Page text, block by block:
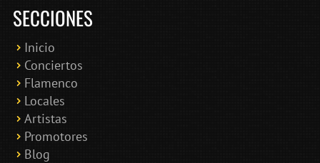
SECCIONES
Inicio
Conciertos
Flamenco
Locales
Artistas
Promotores
Blog